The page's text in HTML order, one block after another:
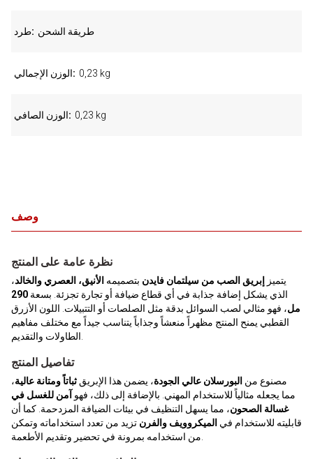
وصف
نظرة عامة على المنتج
يتميز إبريق الصب من سيلتمان فايدن بتصميمه الأنيق، العصري والخالد،
الذي يشكل إضافة جذابة في أي قطاع ضيافة أو تجارة تجزئة. بسعة 290
مل، فهو مثالي لصب السوائل بدقة مثل الصلصات أو التتبيلات. اللون الأزرق
القطبي يمنح المنتج مظهراً منعشاً وجذاباً يتناسب جيداً مع مختلف مفاهيم
تفاصيل المنتج
مصنوع من البورسلان عالي الجودة، يضمن هذا الإبريق ثباتاً ومتانة عالية،
مما يجعله مثالياً للاستخدام المهني. بالإضافة إلى ذلك، فهو آمن للغسل في
غسالة الصحون، مما يسهل التنظيف في بيئات الضيافة المزدحمة. كما أن
قابليته للاستخدام في الميكروويف والفرن تزيد من تعدد استخداماته وتمكن
طرد طريقة الشحن
الوزن الإجمالي 0,23 kg
الوزن الصافي 0,23 kg